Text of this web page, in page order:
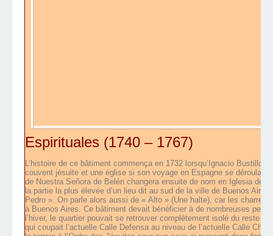
Espirituales (1740 – 1767)
L’histoire de ce bâtiment commença en 1732 lorsqu’Ignacio Bustillo
couvent jésuite et une église si son voyage en Espagne se déroulait
de Nuestra Señora de Belén changera ensuite de nom en Iglesia de
la partie la plus élevée d’un lieu dit au sud de la ville de Buenos
Pedro ». On parle alors aussi de « Alto » (Une halte), car les
à Buenos Aires. Ce bâtiment devait bénéficier à de nombreuses
l’hiver, le quartier pouvait se retrouver complètement isolé du reste
qui coupait l’actuelle Calle Defensa au niveau de l’actuelle Calle